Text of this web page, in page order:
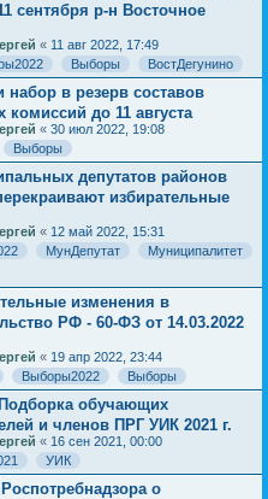
сентября р-н Восточное
« 11 авг 2022, 17:49
Выборы
ВостДегунино
в резерв составов
до 11 августа
« 30 июл 2022, 19:08
Выборы
депутатов районов
избирательные
« 12 май 2022, 15:31
МунДепутат
Муниципалитет
изменения в
РФ - 60-ФЗ от 14.03.2022
« 19 апр 2022, 23:44
Выборы2022
Выборы
обучающих
и членов ПРГ УИК 2021 г.
« 16 сен 2021, 00:00
УИК
о